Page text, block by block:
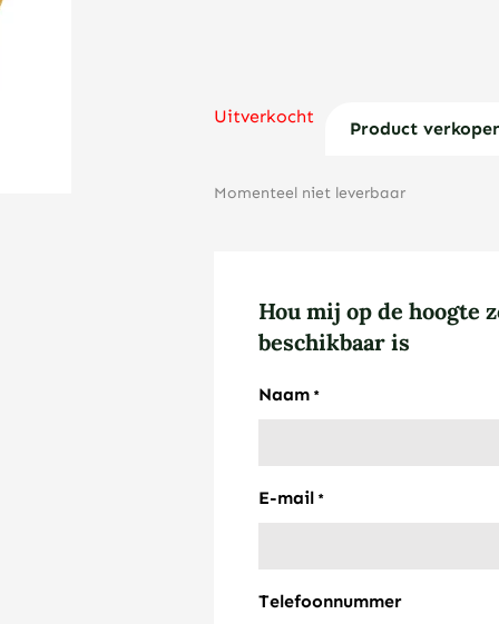
Uitverkocht
Product
Momenteel niet leverbaar
Hou mij op de hoogte
beschikbaar is
Naam *
E-mail *
Telefoonnummer